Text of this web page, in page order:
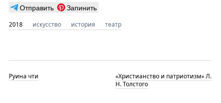
Отправить Запинить
2018 искусство история театр
Руина чти
«Христианство и патриотизм» Л.
Н. Толстого